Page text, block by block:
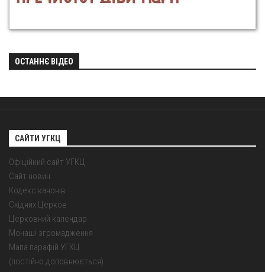
ОСТАННЄ ВІДЕО
САЙТИ УГКЦ
Офіційний сайт УГКЦ
Сайт новин
Кодекс канонів
Східних Церков
Церковний календар
Монаші згромадження
Мапа парафій УГКЦ
(постійно доповнюється)